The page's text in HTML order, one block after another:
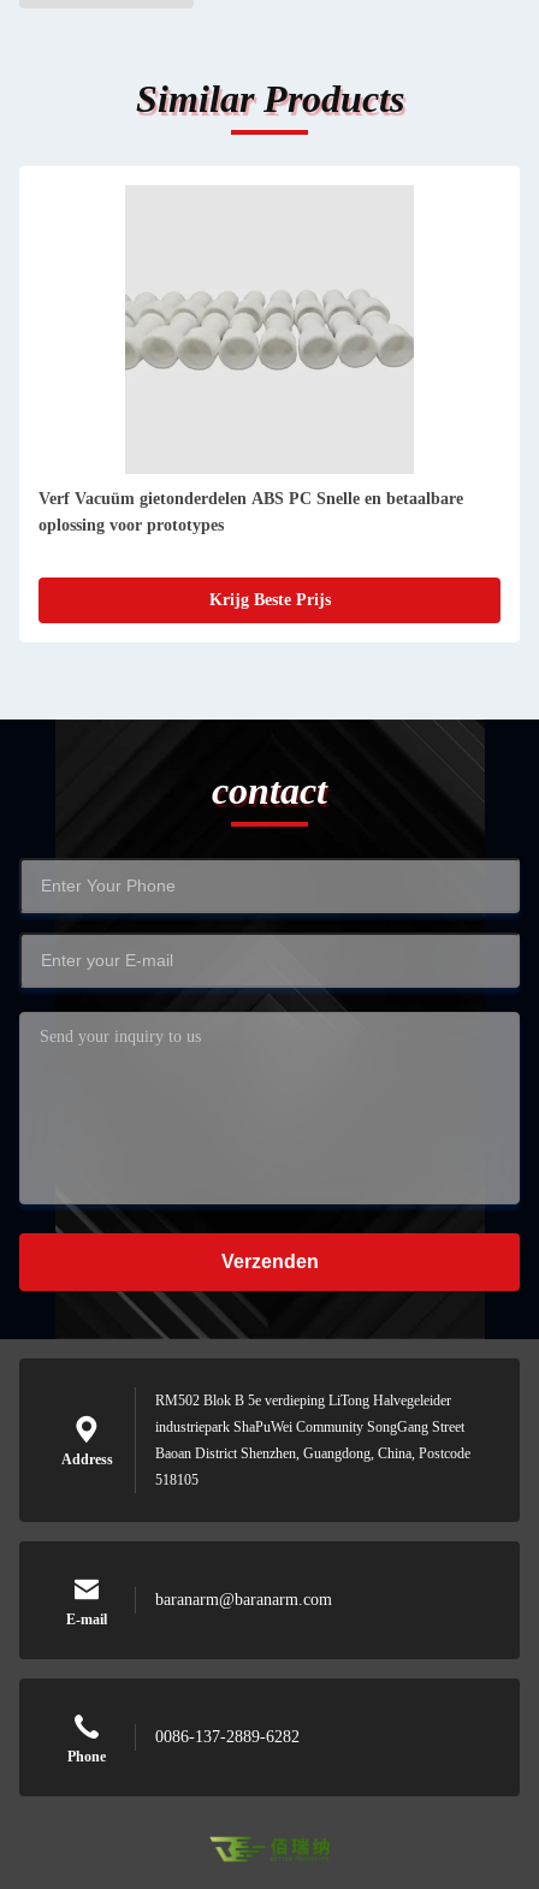
Similar Products
PU rubber PMMA Vacuum Casting Prototype Smooth Fast
and Accurate Replicas of Master Patterns (Smooth, snelle en
Krijg Beste Prijs
contact
Verzenden
Address
RM502 Blok B 5e verdieping LiTong Halvegeleider
industriepark ShaPuWei Community SongGang Street
Baoan District Shenzhen, Guangdong, China, Postcode
518105
E-mail
baranarm@baranarm.com
Phone
0086-137-2889-6282